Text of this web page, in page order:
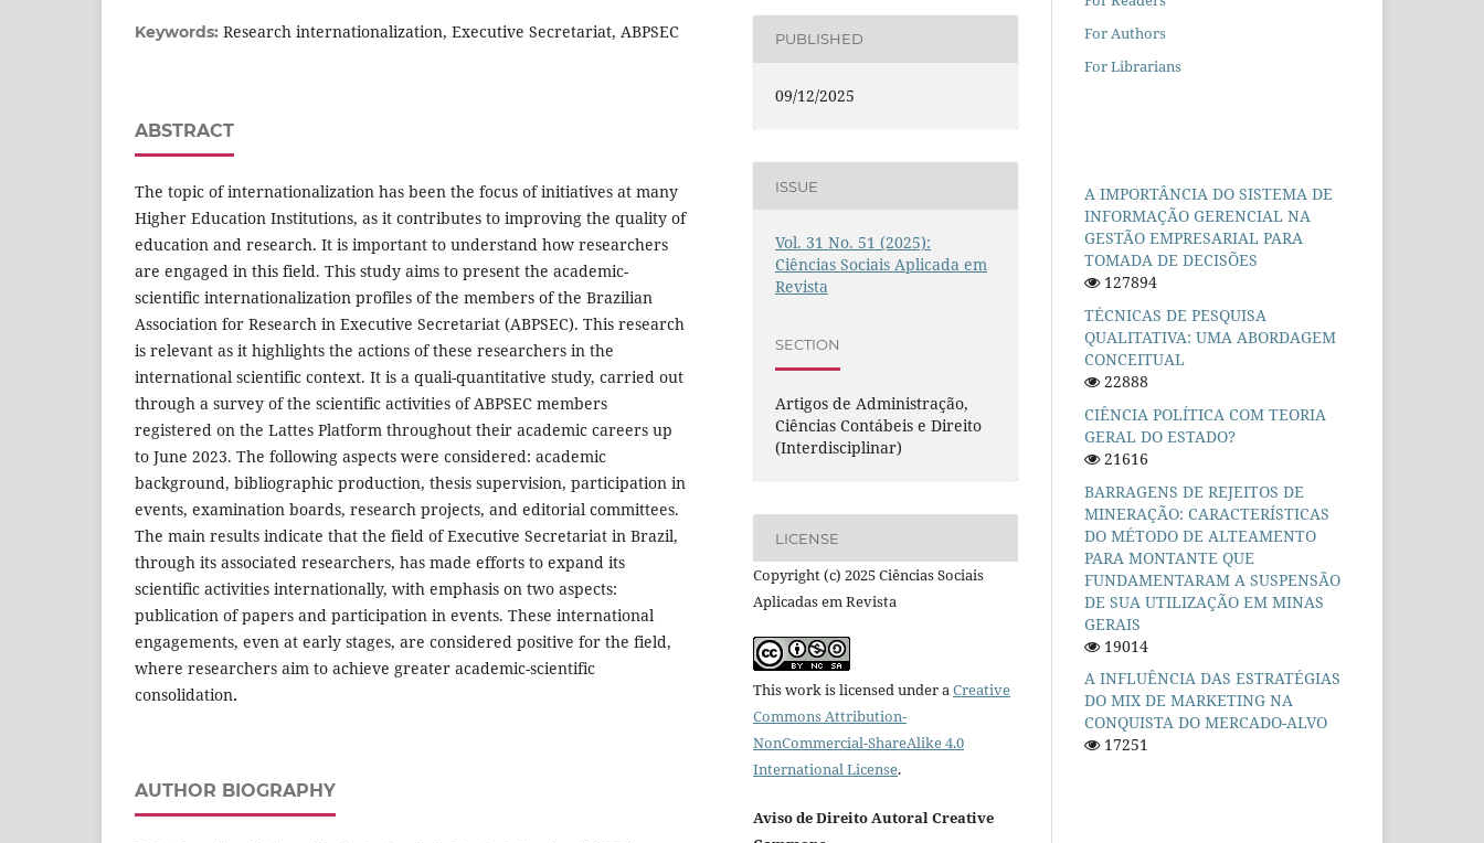
Keywords: Research internationalization, Executive Secretariat, ABPSEC
ABSTRACT
The topic of internationalization has been the focus of initiatives at many
Higher Education Institutions, as it contributes to improving the quality of
education and research. It is important to understand how researchers
are engaged in this field. This study aims to present the academic-
scientific internationalization profiles of the members of the Brazilian
Association for Research in Executive Secretariat (ABPSEC). This research
is relevant as it highlights the actions of these researchers in the
international scientific context. It is a quali-quantitative study, carried out
through a survey of the scientific activities of ABPSEC members
registered on the Lattes Platform throughout their academic careers up
to June 2023. The following aspects were considered: academic
background, bibliographic production, thesis supervision, participation in
events, examination boards, research projects, and editorial committees.
The main results indicate that the field of Executive Secretariat in Brazil,
through its associated researchers, has made efforts to expand its
scientific activities internationally, with emphasis on two aspects:
publication of papers and participation in events. These international
engagements, even at early stages, are considered positive for the field,
where researchers aim to achieve greater academic-scientific
consolidation.
AUTHOR BIOGRAPHY
PUBLISHED
09/12/2025
ISSUE
Vol. 31 No. 51 (2025):
Ciências Sociais Aplicada em
Revista
SECTION
Artigos de Administração,
Ciências Contábeis e Direito
(Interdisciplinar)
LICENSE
Copyright (c) 2025 Ciências Sociais
Aplicadas em Revista
This work is licensed under aCreative
Commons Attribution-
NonCommercial-ShareAlike 4.0
International License.
Aviso de Direito Autoral Creative
For Authors
For Librarians
A IMPORTÂNCIA DO SISTEMA DE
INFORMAÇÃO GERENCIAL NA
GESTÃO EMPRESARIAL PARA
TOMADA DE DECISÕES
127894
TÉCNICAS DE PESQUISA
QUALITATIVA: UMA ABORDAGEM
CONCEITUAL
22888
CIÊNCIA POLÍTICA COM TEORIA
GERAL DO ESTADO?
21616
BARRAGENS DE REJEITOS DE
MINERAÇÃO: CARACTERÍSTICAS
DO MÉTODO DE ALTEAMENTO
PARA MONTANTE QUE
FUNDAMENTARAM A SUSPENSÃO
DE SUA UTILIZAÇÃO EM MINAS
GERAIS
19014
A INFLUÊNCIA DAS ESTRATÉGIAS
DO MIX DE MARKETING NA
CONQUISTA DO MERCADO-ALVO
17251